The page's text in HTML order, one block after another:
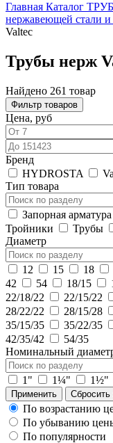
Главная Каталог
нержавеющей стали
Valtec
Трубы нерж
Найдено 261 товар
Фильтр товаров
Цена, руб
Бренд
HYDROSTA
Тип товара
Запорная арматура
Тройники
Трубы
Диаметр
12 15 18
42
54 18/15
22/18/22
22/15/22
28/22/22
28/15/28
35/15/35
35/22/35
42/35/42
54/35
Номинальный
1" 1¼" 1½"
Применить
По возрастанию
По убыванию
По популярности